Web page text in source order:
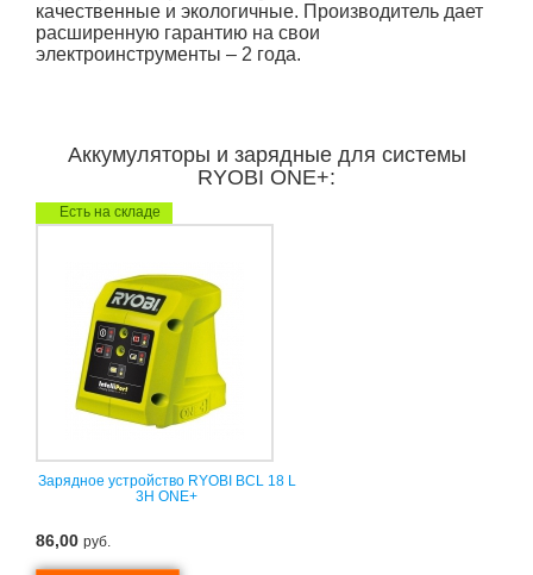
качественные и экологичные. Производитель дает
расширенную гарантию на свои
электроинструменты – 2 года.
Аккумуляторы и зарядные для системы
RYOBI ONE+:
Есть на складе
Зарядное устройство RYOBI BCL 18 L
3H ONE+
86,00 руб.